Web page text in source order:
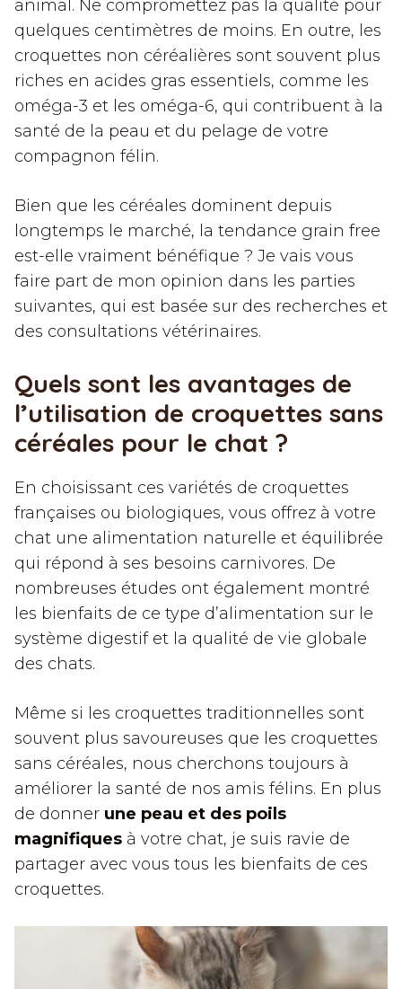
animal. Ne compromettez pas la qualité pour
quelques centimètres de moins. En outre, les
croquettes non céréalières sont souvent plus
riches en acides gras essentiels, comme les
oméga-3 et les oméga-6, qui contribuent à la
santé de la peau et du pelage de votre
compagnon félin.
Bien que les céréales dominent depuis
longtemps le marché, la tendance grain free
est-elle vraiment bénéfique ? Je vais vous
faire part de mon opinion dans les parties
suivantes, qui est basée sur des recherches et
des consultations vétérinaires.
Quels sont les avantages de
l’utilisation de croquettes sans
céréales pour le chat ?
En choisissant ces variétés de croquettes
françaises ou biologiques, vous offrez à votre
chat une alimentation naturelle et équilibrée
qui répond à ses besoins carnivores. De
nombreuses études ont également montré
les bienfaits de ce type d’alimentation sur le
système digestif et la qualité de vie globale
des chats.
Même si les croquettes traditionnelles sont
souvent plus savoureuses que les croquettes
sans céréales, nous cherchons toujours à
améliorer la santé de nos amis félins. En plus
de donner une peau et des poils
magnifiques à votre chat, je suis ravie de
partager avec vous tous les bienfaits de ces
croquettes.